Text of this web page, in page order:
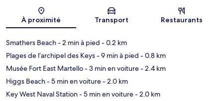
Carte
À proximité Transport Restaurants
Smathers Beach- 2 min à pied - 0.2 km
Plages de l’archipel des Keys- 9 min à pied - 0.8 km
Musée Fort East Martello- 3 min en voiture- 2.4 km
Higgs Beach- 5 min en voiture- 2.0 km
Key West Naval Station- 5 min en voiture- 2.0 km